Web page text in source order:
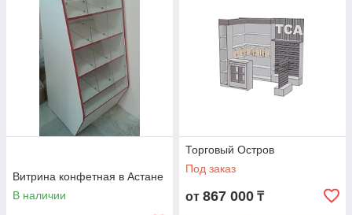
Витрина конфетная в Астане
В наличии
Торговый Остров
Под заказ
от 867 000 ₸